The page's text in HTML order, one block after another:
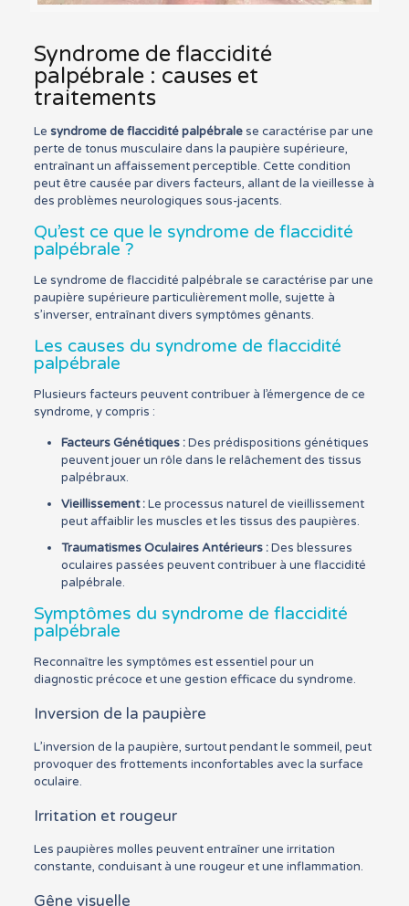
Syndrome de flaccidité
palpébrale : causes et
traitements
Le syndrome de flaccidité palpébralese caractérise par une
perte de tonus musculaire dans la paupière supérieure,
entraînant un affaissement perceptible. Cette condition
peut être causée par divers facteurs, allant de la vieillesse à
des problèmes neurologiques sous-jacents.
Qu’est ce que le syndrome de flaccidité
palpébrale ?
Le syndrome de flaccidité palpébrale se caractérise par une
paupière supérieure particulièrement molle, sujette à
s’inverser, entraînant divers symptômes gênants.
Les causes du syndrome de flaccidité
palpébrale
Plusieurs facteurs peuvent contribuer à l’émergence de ce
syndrome, y compris :
Facteurs Génétiques :Des prédispositions génétiques
peuvent jouer un rôle dans le relâchement des tissus
palpébraux.
Vieillissement :Le processus naturel de vieillissement
peut affaiblir les muscles et les tissus des paupières.
Traumatismes Oculaires Antérieurs :Des blessures
oculaires passées peuvent contribuer à une flaccidité
palpébrale.
Symptômes du syndrome de flaccidité
palpébrale
Reconnaître les symptômes est essentiel pour un
diagnostic précoce et une gestion efficace du syndrome.
Inversion de la paupière
L’inversion de la paupière, surtout pendant le sommeil, peut
provoquer des frottements inconfortables avec la surface
oculaire.
Irritation et rougeur
Les paupières molles peuvent entraîner une irritation
constante, conduisant à une rougeur et une inflammation.
Gêne visuelle